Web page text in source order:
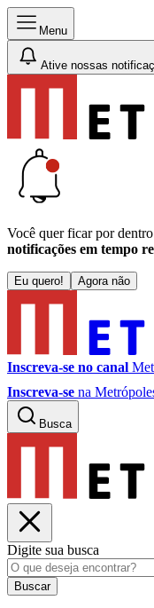
Menu
Ative nossas
Você quer ficar por
notificações em tempo
Eu quero! Agora não
Inscreva-se no canal
Inscreva-se na
Busca
Digite sua busca
Buscar